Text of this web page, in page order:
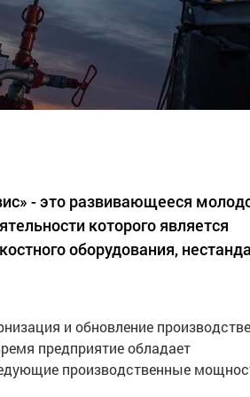
- это развивающееся
которого является
оборудования,
и обновление
предприятие обладает
производственные